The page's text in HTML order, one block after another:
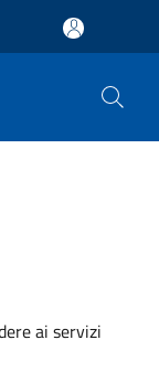
ai servizi